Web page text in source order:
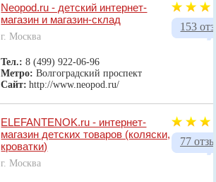
153
Neopod.ru - детский интернет-
магазин и магазин-склад
г. Москва
Тел.:8 (499) 922-06-96
Метро:Волгоградский проспект
Сайт: http://www.neopod.ru/
77
ELEFANTENOK.ru - интернет-
магазин детских товаров (коляски,
кроватки)
г. Москва